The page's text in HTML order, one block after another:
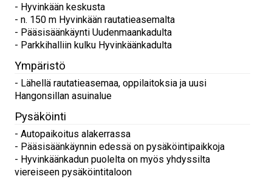
- Hyvinkään keskusta
- n. 150 m Hyvinkään rautatieasemalta
- Pääsisäänkäynti Uudenmaankadulta
- Parkkihalliin kulku Hyvinkäänkadulta
Ympäristö
- Lähellä rautatieasemaa, oppilaitoksia ja uusi
Hangonsillan asuinalue
Pysäköinti
- Autopaikoitus alakerrassa
- Pääsisäänkäynnin edessä on pysäköintipaikkoja
- Hyvinkäänkadun puolelta on myös yhdyssilta
viereiseen pysäköintitaloon